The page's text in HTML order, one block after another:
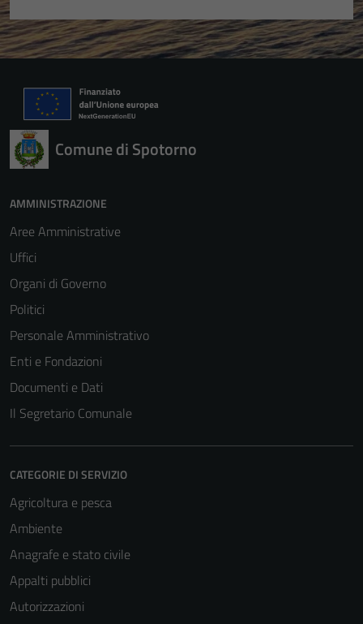
Comune di Spotorno
AMMINISTRAZIONE
Aree Amministrative
Uffici
Organi di Governo
Politici
Personale Amministrativo
Enti e Fondazioni
Documenti e Dati
Il Segretario Comunale
CATEGORIE DI SERVIZIO
Agricoltura e pesca
Ambiente
Anagrafe e stato civile
Appalti pubblici
Autorizzazioni